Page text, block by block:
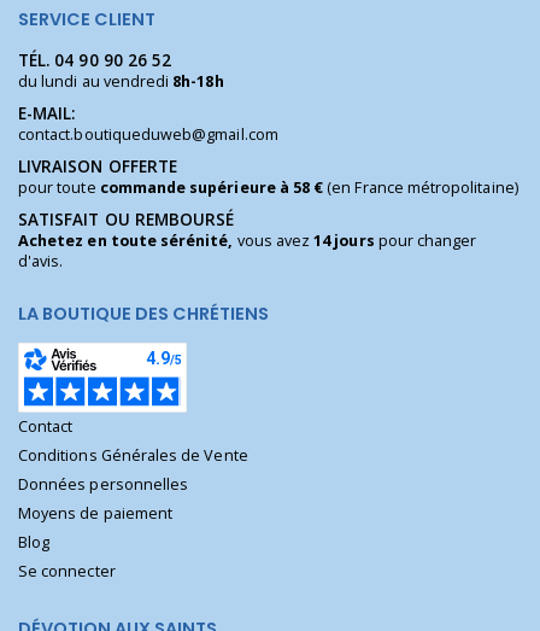
SERVICE CLIENT
TÉL. 04 90 90 26 52
du lundi au vendredi 8h-18h
E-MAIL:
contact.boutiqueduweb@gmail.com
LIVRAISON OFFERTE
pour toute commande supérieure à 58 €(en France métropolitaine)
SATISFAIT OU REMBOURSÉ
Achetez en toute sérénité, vous avez14 jours pour changer
d'avis.
LA BOUTIQUE DES CHRÉTIENS
Contact
Conditions Générales de Vente
Données personnelles
Moyens de paiement
Blog
Se connecter